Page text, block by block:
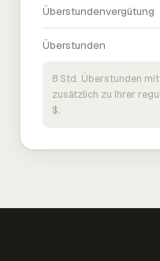
Überstundenvergütung
Überstunden
8 Std. Überstunden
zusätzlich zu Ihrer
$.